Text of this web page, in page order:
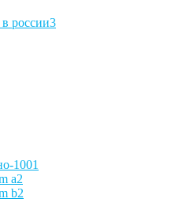
россии3
1001
a2
b2